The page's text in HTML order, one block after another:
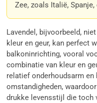
Zee, zoals Italië, Spanje,
Lavendel, bijvoorbeeld,
kleur en geur, kan perfect
balkoninrichting, vooral
combinatie van kleur en
relatief onderhoudsarm en
omstandigheden,
drukke levensstijl die toch